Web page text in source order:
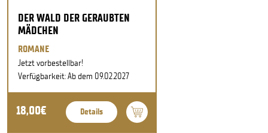
DER WALD DER GERAUBTEN
MÄDCHEN
ROMANE
Jetzt vorbestellbar!
Verfügbarkeit: Ab dem 09.02.2027
18,00€ Details